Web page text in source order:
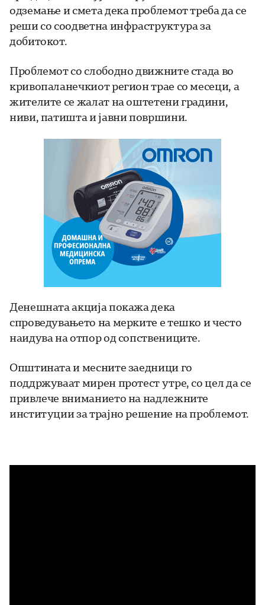
одземање и смета дека проблемот треба да се
реши со соодветна инфраструктура за
добитокот.
Проблемот со слободно движните стада во
кривопаланечкиот регион трае со месеци, а
жителите се жалат на оштетени градини,
ниви, патишта и јавни површини.
Денешната акција покажа дека
спроведувањето на мерките е тешко и често
наидува на отпор од сопствениците.
Општината и месните заедници го
поддржуваат мирен протест утре, со цел да се
привлече вниманието на надлежните
институции за трајно решение на проблемот.